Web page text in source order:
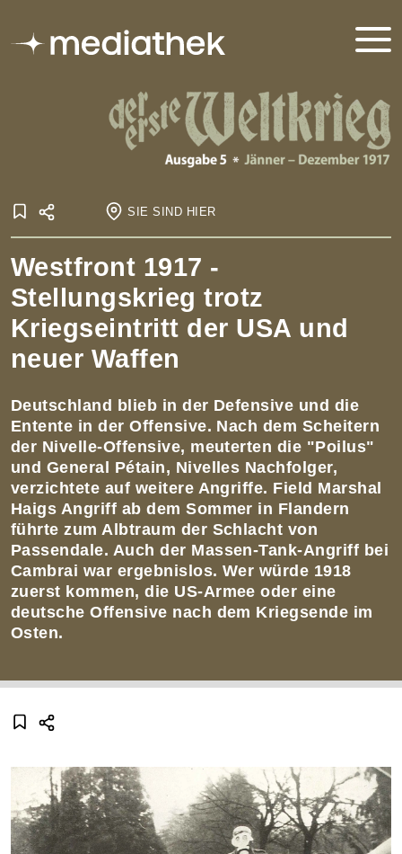
SIE SIND HIER
Startseite Onlineausstellungen
Der Erste Weltkrieg - Ausgabe 5
Westfront 1917 – Stellungskrieg trotz Kriegseintritt der USA
und neuer Waffen
Westfront 1917 -
Stellungskrieg trotz
Kriegseintritt der USA und
neuer Waffen
Deutschland blieb in der Defensive und die
Entente in der Offensive. Nach dem Scheitern
der Nivelle-Offensive, meuterten die "Poilus"
und General Pétain, Nivelles Nachfolger,
verzichtete auf weitere Angriffe. Field Marshal
Haigs Angriff ab dem Sommer in Flandern
führte zum Albtraum der Schlacht von
Passendale. Auch der Massen-Tank-Angriff bei
Cambrai war ergebnislos. Wer würde 1918
zuerst kommen, die US-Armee oder eine
deutsche Offensive nach dem Kriegsende im
Osten.